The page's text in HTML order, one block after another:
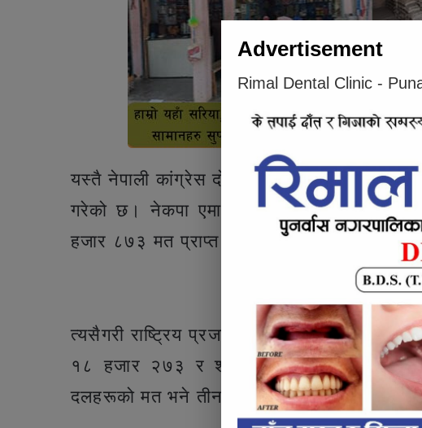
यस्तै नेपाली कांग्रेस दोस्रो स्थानमा रहेको छ।
गरेको छ। नेकपा एमालेले ९८ हजार ८१९ मत
हजार ८७३ मत प्राप्त गरेको छ।
Article inline
त्यसैगरी राष्ट्रिय प्रजातन्त्र पार्टी (राप्रपा)ले
१८ हजार २७३ र श्रम संस्कृति पार्टीले चार
दलहरूको मत भने तीन हजारभन्दा कम रहेको
Advertisement
Rimal Dental Clinic -